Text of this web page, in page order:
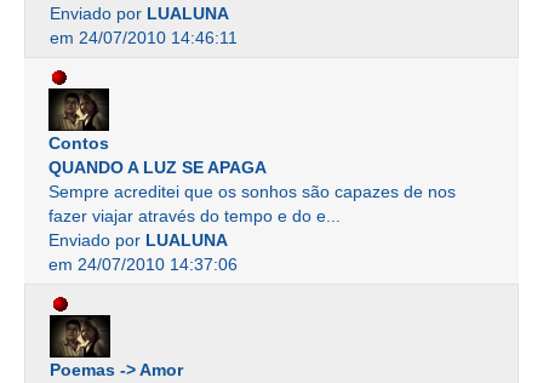
Enviado por LUALUNA
em 24/07/2010 14:46:11
Contos
QUANDO A LUZ SE APAGA
Sempre acreditei que os sonhos são capazes de nos
fazer viajar através do tempo e do e...
Enviado por LUALUNA
em 24/07/2010 14:37:06
Poemas -> Amor